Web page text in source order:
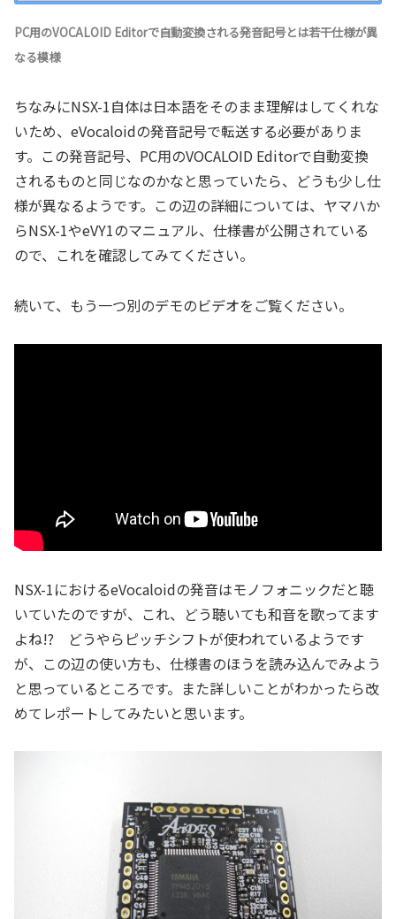
PC用のVOCALOID Editorで自動変換される発音記号とは若干仕様が異
なる模様
ちなみにNSX-1自体は日本語をそのまま理解はしてくれな
いため、eVocaloidの発音記号で転送する必要がありま
す。この発音記号、PC用のVOCALOID Editorで自動変換
されるものと同じなのかなと思っていたら、どうも少し仕
様が異なるようです。この辺の詳細については、ヤマハか
らNSX-1やeVY1のマニュアル、仕様書が公開されている
ので、これを確認してみてください。
続いて、もう一つ別のデモのビデオをご覧ください。
NSX-1におけるeVocaloidの発音はモノフォニックだと聴
いていたのですが、これ、どう聴いても和音を歌ってます
よね!? どうやらピッチシフトが使われているようです
が、この辺の使い方も、仕様書のほうを読み込んでみよう
と思っているところです。また詳しいことがわかったら改
めてレポートしてみたいと思います。